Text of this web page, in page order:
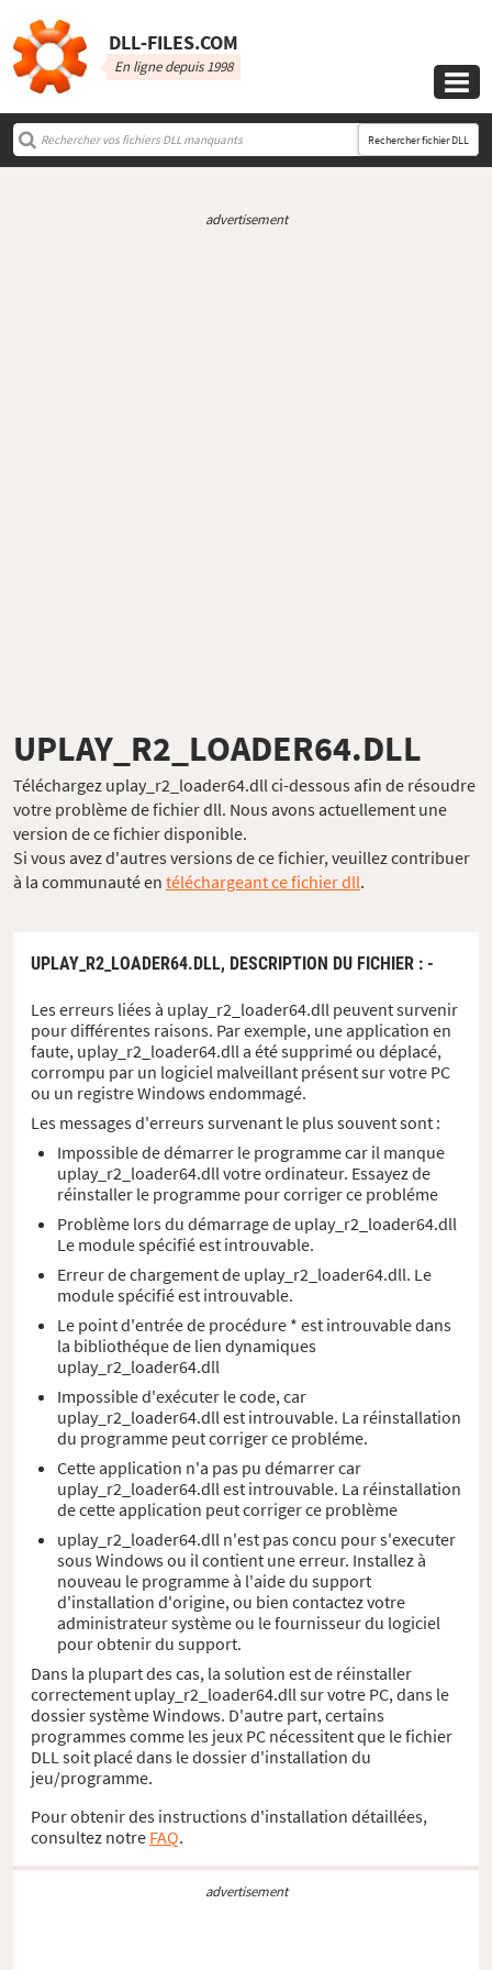
DLL‑FILES.COM
En ligne depuis 1998

Rechercher fichier DLL
advertisement
UPLAY_R2_LOADER64.DLL
Téléchargez uplay_r2_loader64.dll ci-dessous afin de résoudre
votre problème de fichier dll. Nous avons actuellement une
version de ce fichier disponible.
Si vous avez d'autres versions de ce fichier, veuillez contribuer
à la communauté en téléchargeant ce fichier dll.
UPLAY_R2_LOADER64.DLL, DESCRIPTION DU FICHIER : -
Les erreurs liées à uplay_r2_loader64.dll peuvent survenir
pour différentes raisons. Par exemple, une application en
faute, uplay_r2_loader64.dll a été supprimé ou déplacé,
corrompu par un logiciel malveillant présent sur votre PC
ou un registre Windows endommagé.
Les messages d'erreurs survenant le plus souvent sont :
Impossible de démarrer le programme car il manque
uplay_r2_loader64.dll votre ordinateur. Essayez de
réinstaller le programme pour corriger ce probléme
Problème lors du démarrage de uplay_r2_loader64.dll
Le module spécifié est introuvable.
Erreur de chargement de uplay_r2_loader64.dll. Le
module spécifié est introuvable.
Le point d'entrée de procédure * est introuvable dans
la bibliothéque de lien dynamiques
uplay_r2_loader64.dll
Impossible d'exécuter le code, car
uplay_r2_loader64.dll est introuvable. La réinstallation
du programme peut corriger ce probléme.
Cette application n'a pas pu démarrer car
uplay_r2_loader64.dll est introuvable. La réinstallation
de cette application peut corriger ce problème
uplay_r2_loader64.dll n'est pas concu pour s'executer
sous Windows ou il contient une erreur. Installez à
nouveau le programme à l'aide du support
d'installation d'origine, ou bien contactez votre
administrateur système ou le fournisseur du logiciel
pour obtenir du support.
Dans la plupart des cas, la solution est de réinstaller
correctement uplay_r2_loader64.dll sur votre PC, dans le
dossier système Windows. D'autre part, certains
programmes comme les jeux PC nécessitent que le fichier
DLL soit placé dans le dossier d'installation du
jeu/programme.
Pour obtenir des instructions d'installation détaillées,
consultez notre FAQ.
advertisement